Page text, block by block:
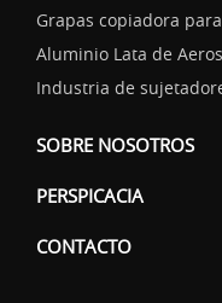
Grapas copiadora
Aluminio Lata de
Industria de
SOBRE NOSOTROS
PERSPICACIA
CONTACTO